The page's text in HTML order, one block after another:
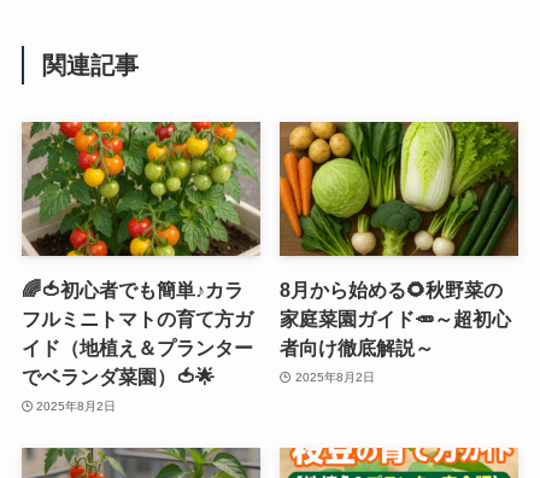
関連記事
🌈🍅初心者でも簡単♪カラ
フルミニトマトの育て方ガ
イド（地植え＆プランター
でベランダ菜園）🍅🌟
2025年8月2日
8月から始める🌻秋野菜の
家庭菜園ガイド🥕～超初心
者向け徹底解説～
2025年8月2日